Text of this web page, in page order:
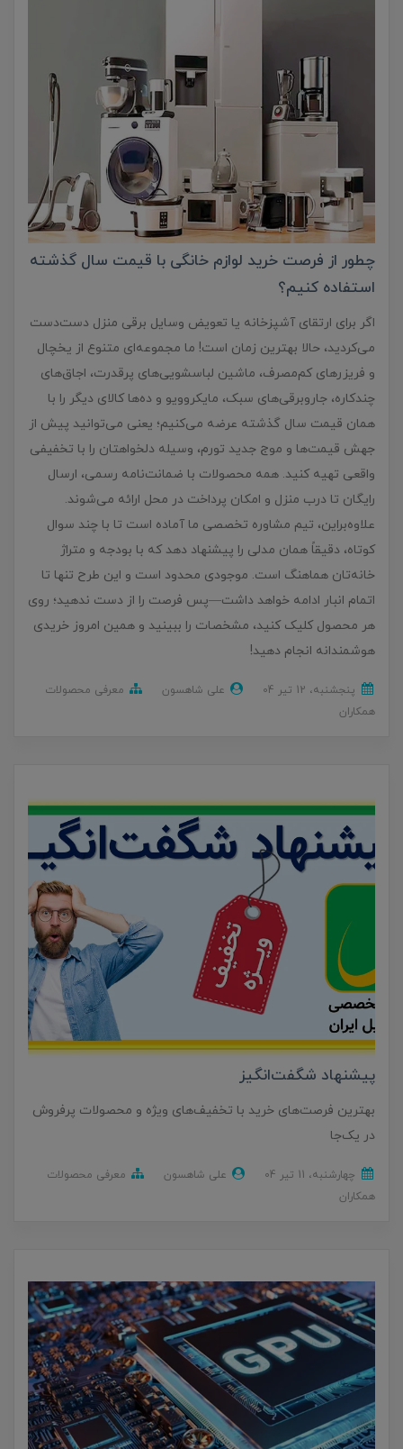
چطور از فرصت خرید لوازم خانگی با قیمت سال گذشته
استفاده کنیم؟
اگر برای ارتقای آشپزخانه یا تعویض وسایل برقی منزل دست‌دست
می‌کردید، حالا بهترین زمان است! ما مجموعه‌ای متنوع از یخچال‌
و فریزرهای کم‌مصرف، ماشین لباسشویی‌های پرقدرت، اجاق‌های
چندکاره، جاروبرقی‌های سبک، مایکروویو و ده‌ها کالای دیگر را با
همان قیمت سال گذشته عرضه می‌کنیم؛ یعنی می‌توانید پیش از
جهش قیمت‌ها و موج جدید تورم، وسیله دلخواهتان را با تخفیفی
واقعی تهیه کنید. همه محصولات با ضمانت‌نامه رسمی، ارسال
رایگان تا درب منزل و امکان پرداخت در محل ارائه می‌شوند.
علاوه‌براین، تیم مشاوره تخصصی ما آماده است تا با چند سوال
کوتاه، دقیقاً همان مدلی را پیشنهاد دهد که با بودجه و متراژ
خانه‌تان هماهنگ است. موجودی محدود است و این طرح تنها تا
اتمام انبار ادامه خواهد داشت—پس فرصت را از دست ندهید؛ روی
هر محصول کلیک کنید، مشخصات را ببینید و همین امروز خریدی
هوشمندانه انجام دهید!
پنجشنبه، 12 تير 04 علی شاهسون
معرفی محصولات
همکاران
پیشنهاد شگفت‌انگیز
بهترین فرصت‌های خرید با تخفیف‌های ویژه و محصولات پرفروش
در یک‌جا
چهارشنبه، 11 تير 04 علی شاهسون
معرفی محصولات
همکاران